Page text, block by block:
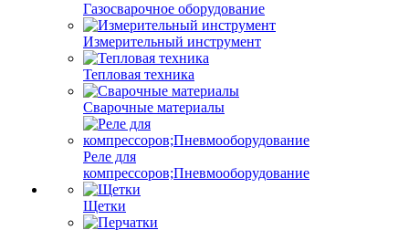
Газосварочное оборудование
Измерительный инструмент
Тепловая техника
Сварочные материалы
Реле для
компрессоров;Пневмооборудование
Щетки